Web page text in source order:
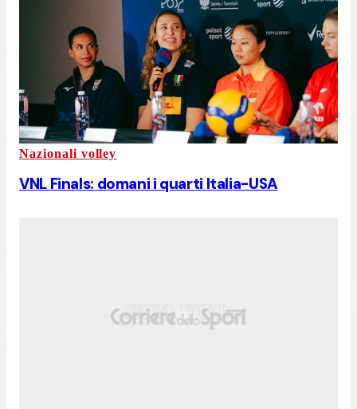
Nazionali volley
VNL Finals: domani i quarti Italia-USA